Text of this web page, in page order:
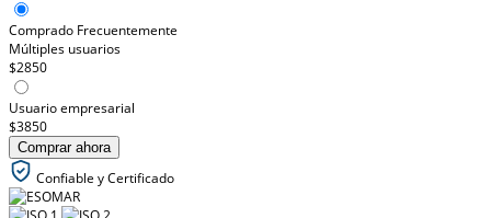
Comprado Frecuentemente
Múltiples usuarios
$2850
Usuario empresarial
$3850
Comprar ahora
Confiable y Certificado